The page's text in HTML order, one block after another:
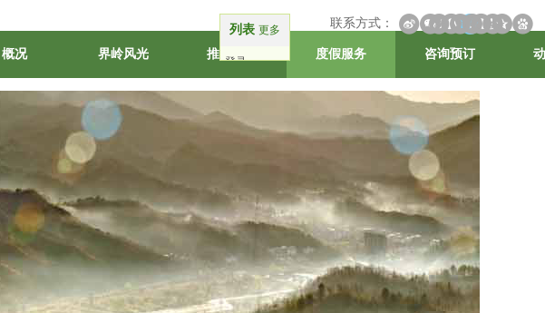
列表 更多
登录
联系方式：
概况 界岭风光 推荐线路 度假服务 咨询预订